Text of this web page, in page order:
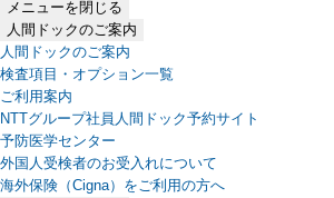
（PDFファイル、新しいタブで開きます）
メニューを閉じる
人間ドックのご案内
人間ドックのご案内
検査項目・オプション一覧
ご利用案内
NTTグループ社員人間ドック予約サイト
予防医学センター
外国人受検者のお受入れについて
海外保険（Cigna）をご利用の方へ